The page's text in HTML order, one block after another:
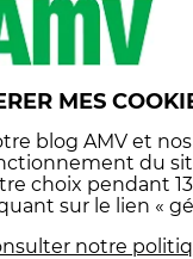
et
précieuse de
MES
blog AMV et nos
du
choix pendant
sur le lien «
notre